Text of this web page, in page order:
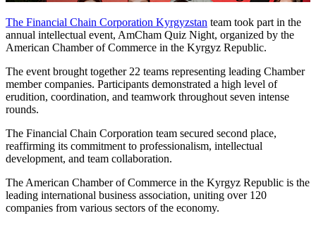
The Financial Chain Corporation Kyrgyzstan team took part in the
annual intellectual event, AmCham Quiz Night, organized by the
American Chamber of Commerce in the Kyrgyz Republic.
The event brought together 22 teams representing leading Chamber
member companies. Participants demonstrated a high level of
erudition, coordination, and teamwork throughout seven intense
rounds.
The Financial Chain Corporation team secured second place,
reaffirming its commitment to professionalism, intellectual
development, and team collaboration.
The American Chamber of Commerce in the Kyrgyz Republic is the
leading international business association, uniting over 120
companies from various sectors of the economy.